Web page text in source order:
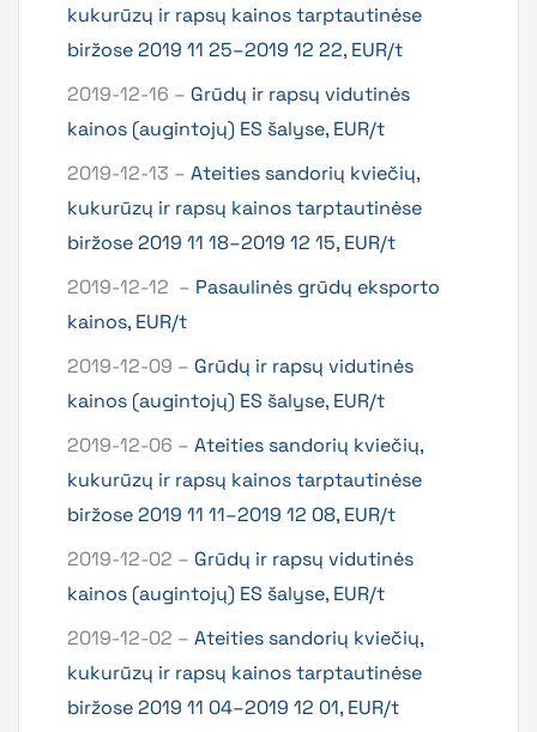
kukurūzų ir rapsų kainos tarptautinėse
biržose 2019 11 25–2019 12 22, EUR/t
2019-12-16 – Grūdų ir rapsų vidutinės
kainos (augintojų) ES šalyse, EUR/t
2019-12-13 – Ateities sandorių kviečių,
kukurūzų ir rapsų kainos tarptautinėse
biržose 2019 11 18–2019 12 15, EUR/t
2019-12-12 – Pasaulinės grūdų eksporto
kainos, EUR/t
2019-12-09 – Grūdų ir rapsų vidutinės
kainos (augintojų) ES šalyse, EUR/t
2019-12-06 – Ateities sandorių kviečių,
kukurūzų ir rapsų kainos tarptautinėse
biržose 2019 11 11–2019 12 08, EUR/t
2019-12-02 – Grūdų ir rapsų vidutinės
kainos (augintojų) ES šalyse, EUR/t
2019-12-02 – Ateities sandorių kviečių,
kukurūzų ir rapsų kainos tarptautinėse
biržose 2019 11 04–2019 12 01, EUR/t